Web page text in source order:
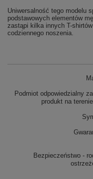
Uniwersalność tego modelu
podstawowych elementów
zastąpi kilka innych T-
codziennego noszenia.
Podmiot odpowiedzialny
produkt na
Bezpieczeństwo -